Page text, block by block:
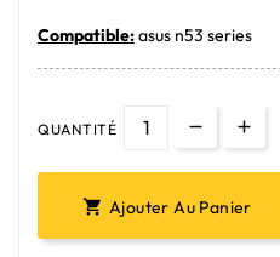
Compatible:asus n53 series
QUANTITÉ
 Ajouter Au Panier